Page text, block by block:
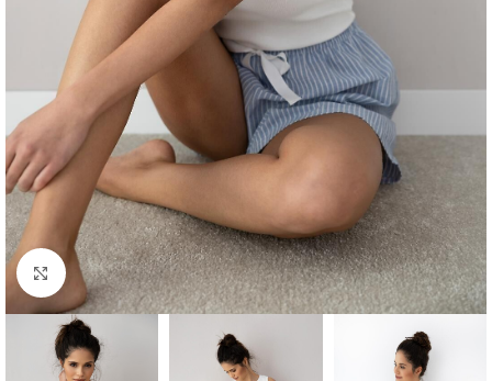
Click to enlarge